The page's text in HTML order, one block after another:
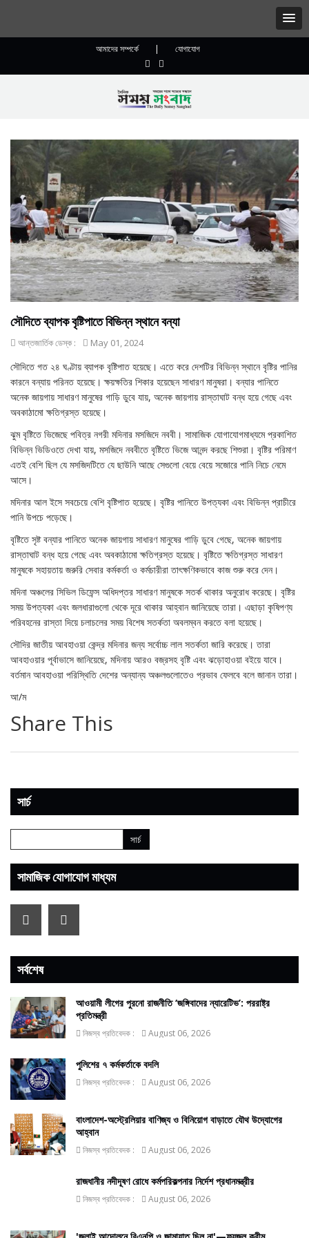
আমাদের সম্পর্কে | যোগাযোগ
সৌদিতে ব্যাপক বৃষ্টিপাতে বিভিন্ন স্থানে বন্যা
আন্তজার্তিক ডেস্ক : May 01, 2024
সৌদিতে গত ২৪ ঘণ্টায় ব্যাপক বৃষ্টিপাত হয়েছে। এতে করে দেশটির বিভিন্ন স্থানে বৃষ্টির পানির
কারনে বন্যায় পরিনত হয়েছে। ক্ষয়ক্ষতির শিকার হয়েছেন সাধারণ মানুষরা। বন্যার পানিতে
অনেক জায়গায় সাধারণ মানুষের গাড়ি ডুবে যায়, অনেক জায়গায় রাস্তাঘাট বন্ধ হয়ে গেছে এবং
অবকাঠামো ক্ষতিগ্রস্ত হয়েছে।
ঝুম বৃষ্টিতে ভিজেছে পবিত্র নগরী মদিনার মসজিদে নববী। সামাজিক যোগাযোগমাধ্যমে প্রকাশিত
বিভিন্ন ভিডিওতে দেখা যায়, মসজিদে নববীতে বৃষ্টিতে ভিজে আনন্দ করছে শিশুরা। বৃষ্টির পরিমাণ
এতই বেশি ছিল যে মসজিদটিতে যে ছাউনি আছে সেগুলো বেয়ে বেয়ে সজোরে পানি নিচে নেমে
আসে।
মদিনার আল ইসে সবচেয়ে বেশি বৃষ্টিপাত হয়েছে। বৃষ্টির পানিতে উপত্যকা এবং বিভিন্ন প্রাচীরে
পানি উপচে পড়েছে।
বৃষ্টিতে সৃষ্ট বন্যার পানিতে অনেক জায়গায় সাধারণ মানুষের গাড়ি ডুবে গেছে, অনেক জায়গায়
রাস্তাঘাট বন্ধ হয়ে গেছে এবং অবকাঠামো ক্ষতিগ্রস্ত হয়েছে। বৃষ্টিতে ক্ষতিগ্রস্ত সাধারণ
মানুষকে সহায়তায় জরুরি সেবার কর্মকর্তা ও কর্মচারীরা তাৎক্ষণিকভাবে কাজ শুরু করে দেন।
মদিনা অঞ্চলের সিভিল ডিফেন্স অধিদপ্তর সাধারণ মানুষকে সতর্ক থাকার অনুরোধ করেছে। বৃষ্টির
সময় উপত্যকা এবং জলধারাগুলো থেকে দূরে থাকার আহ্বান জানিয়েছে তারা। এছাড়া কৃষিপণ্য
পরিবহনের রাস্তা দিয়ে চলাচলের সময় বিশেষ সতর্কতা অবলম্বন করতে বলা হয়েছে।
সৌদির জাতীয় আবহাওয়া কেন্দ্র মদিনার জন্য সর্বোচ্চ লাল সতর্কতা জারি করেছে। তারা
আবহাওয়ার পূর্বাভাসে জানিয়েছে, মদিনায় আরও বজ্রসহ বৃষ্টি এবং ঝড়োহাওয়া বইয়ে যাবে।
বর্তমান আবহাওয়া পরিস্থিতি দেশের অন্যান্য অঞ্চলগুলোতেও প্রভাব ফেলবে বলে জানান তারা।
আ/ম
Share This
সার্চ
সামাজিক যোগাযোগ মাধ্যম
সর্বশেষ
আওয়ামী লীগের পুরনো রাজনীতি ‘জঙ্গিবাদের ন্যারেটিভ’: পররাষ্ট্র
প্রতিমন্ত্রী
নিজস্ব প্রতিবেদক : August 06, 2026
পুলিশের ৭ কর্মকর্তাকে বদলি
নিজস্ব প্রতিবেদক : August 06, 2026
বাংলাদেশ-অস্ট্রেলিয়ার বাণিজ্য ও বিনিয়োগ বাড়াতে যৌথ উদ্যোগের
আহ্বান
নিজস্ব প্রতিবেদক : August 06, 2026
রাজধানীর নদীদূষণ রোধে কর্মপরিকল্পনার নির্দেশ প্রধানমন্ত্রীর
নিজস্ব প্রতিবেদক : August 06, 2026